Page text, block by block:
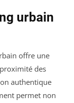
urbain
offre une
des
authentique
permet non